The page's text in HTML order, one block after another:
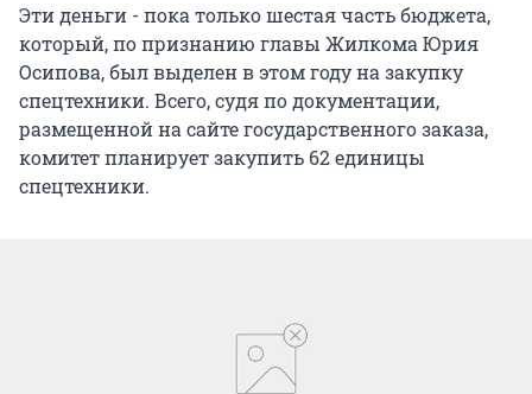
Эти деньги - пока только шестая часть бюджета,
который, по признанию главы Жилкома Юрия
Осипова, был выделен в этом году на закупку
спецтехники. Всего, судя по документации,
размещенной на сайте государственного заказа,
комитет планирует закупить 62 единицы
спецтехники.